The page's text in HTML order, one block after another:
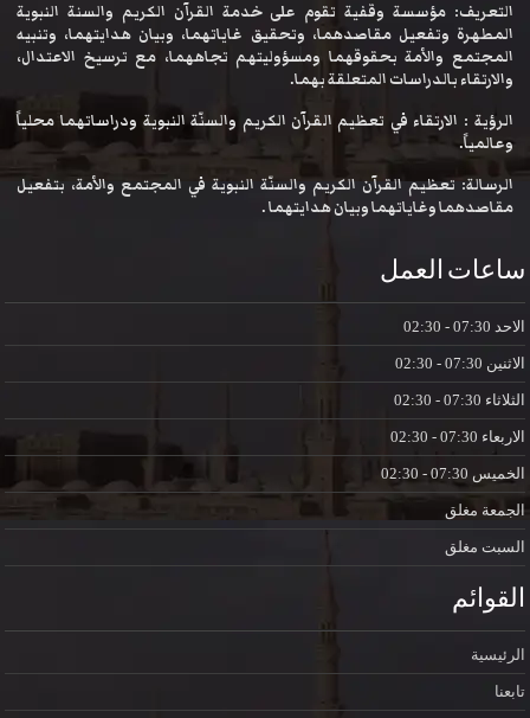
التعريف: مؤسسة وقفية تقوم على خدمة القرآن الكريم والسنة النبوية
المطهرة وتفعيل مقاصدهما، وتحقيق غاياتهما، وبيان هدايتهما، وتنبيه
المجتمع والأمة بحقوقهما ومسؤوليتهم تجاههما، مع ترسيخ الاعتدال،
والارتقاء بالدراسات المتعلقة بهما.
الرؤية : الارتقاء في تعظيم القرآن الكريم والسنّة النبوية ودراساتهما محلياً
وعالمياً.
الرسالة: تعظيم القرآن الكريم والسنّة النبوية في المجتمع والأمة، بتفعيل
مقاصدهما وغاياتهما وبيان هدايتهما .
ساعات العمل
الاحد
الاثنين
الثلاثاء
الاربعاء
الخميس
الجمعة مغلق
السبت مغلق
القوائم
الرئيسية
تابعنا